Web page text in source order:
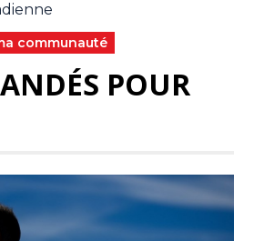
communauté
POUR